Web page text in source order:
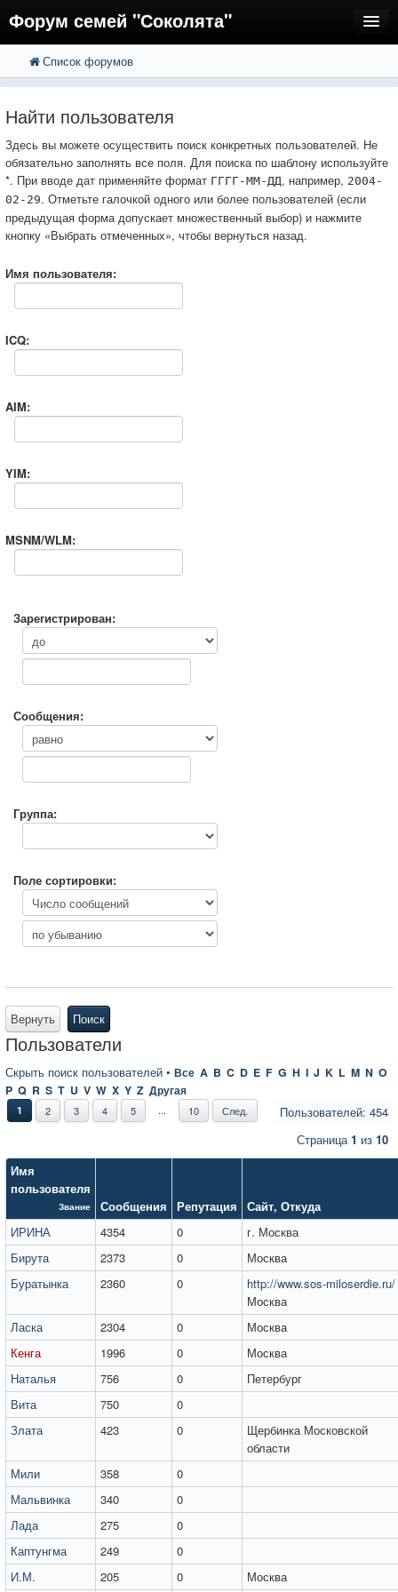
Форум семей "Соколята"
FAQ
Вход
Список форумов
Найти пользователя
Здесь вы можете осуществить поиск конкретных пользователей. Не
обязательно заполнять все поля. Для поиска по шаблону используйте
*. При вводе дат применяйте формат ГГГГ-ММ-ДД, например, 2004-
02-29. Отметьте галочкой одного или более пользователей (если
предыдущая форма допускает множественный выбор) и нажмите
кнопку «Выбрать отмеченных», чтобы вернуться назад.
Имя пользователя:
ICQ:
AIM:
YIM:
MSNM/WLM:
Зарегистрирован:
Сообщения:
Группа:
Поле сортировки:
Вернуть Поиск
Пользователи
Скрыть поиск пользователей • Все A B C D E F G H I J K L M N O
P Q R S T U V W X Y Z Другая
Пользователей: 454
1 2 3 4 5 ... 10 След.
Страница1 из 10
Имя
пользователя
Звание Сообщения Репутация Сайт, Откуда
ИРИНА
4354 0
г. Москва
Бирута
2373 0
Москва
Буратынка
2360 0
http://www.sos-miloserdie.ru/
Москва
Ласка
2304 0
Москва
Кенга
1996 0
Москва
Наталья
756 0
Петербург
Вита
750
0
Злата
423 0
Щербинка Московской
области
Мили
358
0
Мальвинка
340
0
Лада
275
0
Каптунгма
249
0
И.М.
205 0 Москва